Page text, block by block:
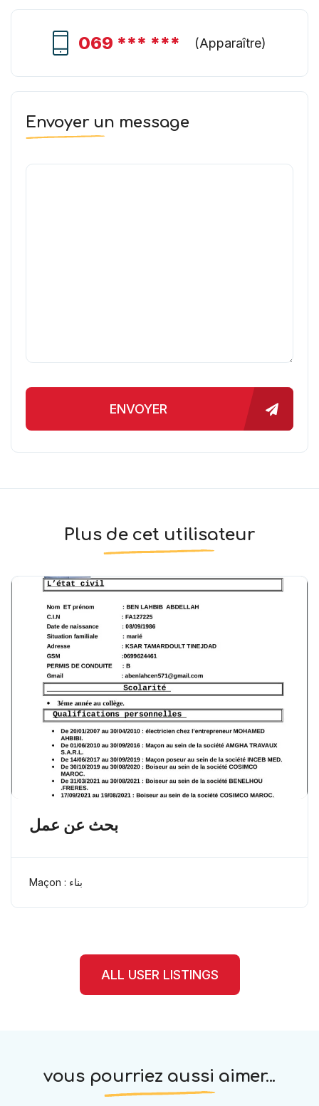
069 *** *** (Apparaître)
Envoyer un message
ENVOYER
Plus de cet utilisateur
بحث عن عمل
Maçon : بناء
ALL USER LISTINGS
vous pourriez aussi aimer...